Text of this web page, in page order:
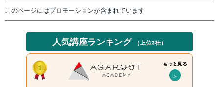
このページにはプロモーションが含まれています
人気講座ランキング （上位3社）
もっと見る
＞